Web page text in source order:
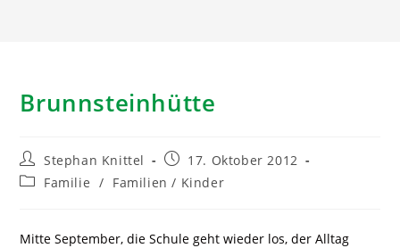
Brunnsteinhütte
Stephan Knittel
17. Oktober 2012
Familie / Familien / Kinder
Mitte September, die Schule geht wieder los, der Alltag